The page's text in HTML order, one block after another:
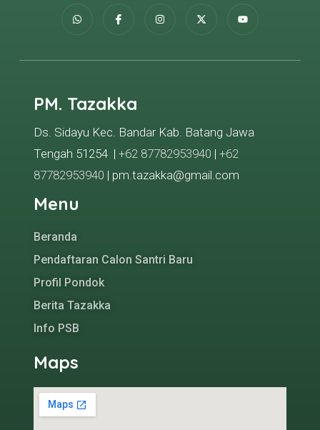
PM. Tazakka
Ds. Sidayu Kec. Bandar Kab. Batang Jawa
Tengah 51254 | +62 87782953940 | +62
87782953940 | pm.tazakka@gmail.com
Menu
Beranda
Pendaftaran Calon Santri Baru
Profil Pondok
Berita Tazakka
Info PSB
Maps